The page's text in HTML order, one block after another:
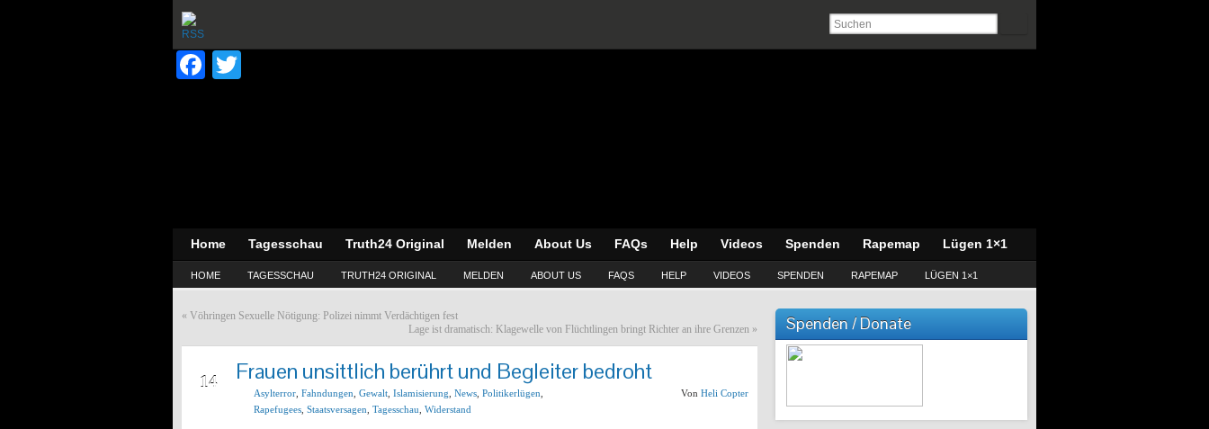
Facebook
Home Tagesschau Truth24 Original Melden About Us FAQs Help Videos Spenden Rapemap Lügen 1×1
HOME TAGESSCHAU TRUTH24 ORIGINAL MELDEN ABOUT US FAQS HELP VIDEOS SPENDEN RAPEMAP LÜGEN 1×1
« Vöhringen Sexuelle Nötigung: Polizei nimmt Verdächtigen fest
Lage ist dramatisch: Klagewelle von Flüchtlingen bringt Richter an ihre Grenzen »
14 Frauen unsittlich berührt und Begleiter bedroht
Asylterror Fahndungen Gewalt Islamisierung News Politikerlügen
Rapefugees Staatsversagen Tagesschau Widerstand
Von Heli Copter
Spenden / Donate